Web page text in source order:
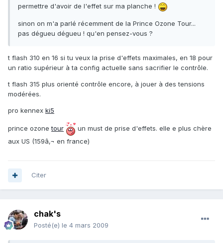
permettre d'avoir de l'effet sur ma planche !
sinon on m'a parlé récemment de la Prince Ozone Tour...
pas dégueu dégueu ! qu'en pensez-vous ?
t flash 310 en 16 si tu veux la prise d'effets maximales, en 18 pour
un ratio supérieur à ta config actuelle sans sacrifier le contrôle.
t flash 315 plus orienté contrôle encore, à jouer à des tensions
modérées.
pro kennex ki5
prince ozonetour
un must de prise d'effets. elle e plus chère
aux US (159â‚¬ en france)
Citer
chak's
Posté(e) le 4 mars 2009